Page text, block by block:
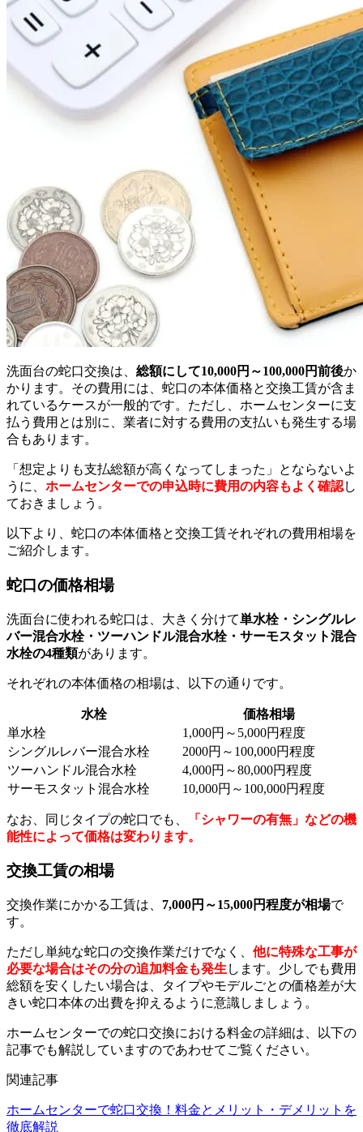
洗面台の蛇口交換は、 総額にして10,000円～100,000円前後か
かります。その費用には、蛇口の本体価格と交換工賃が含ま
れているケースが一般的です。ただし、ホームセンターに支
払う費用とは別に、業者に対する費用の支払いも発生する場
合もあります。
「想定よりも支払総額が高くなってしまった」とならないよ
うに、 ホームセンターでの申込時に費用の内容もよく確認し
ておきましょう。
以下より、蛇口の本体価格と交換工賃それぞれの費用相場を
ご紹介します。
蛇口の価格相場
洗面台に使われる蛇口は、大きく分けて単水栓・シングルレ
バー混合水栓・ツーハンドル混合水栓・サーモスタット混合
水栓の4種類があります。
それぞれの本体価格の相場は、以下の通りです。
水栓
価格相場
単水栓
1,000円～5,000円程度
シングルレバー混合水栓
2000円～100,000円程度
ツーハンドル混合水栓
4,000円～80,000円程度
サーモスタット混合水栓
10,000円～100,000円程度
なお、同じタイプの蛇口でも、
「シャワーの有無」などの機
能性によって価格は変わります。
交換工賃の相場
交換作業にかかる工賃は、 7,000円～15,000円程度が相場で
す。
ただし単純な蛇口の交換作業だけでなく、 他に特殊な工事が
必要な場合はその分の追加料金も発生 します。少しでも費用
総額を安くしたい場合は、タイプやモデルごとの価格差が大
きい蛇口本体の出費を抑えるように意識しましょう。
ホームセンターでの蛇口交換における料金の詳細は、以下の
記事でも解説していますのであわせてご覧ください。
関連記事
ホームセンターで蛇口交換！料金とメリット・デメリットを
徹底解説